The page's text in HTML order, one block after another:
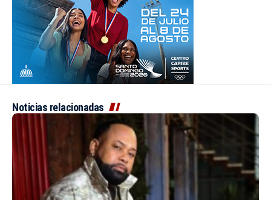
Noticias relacionadas